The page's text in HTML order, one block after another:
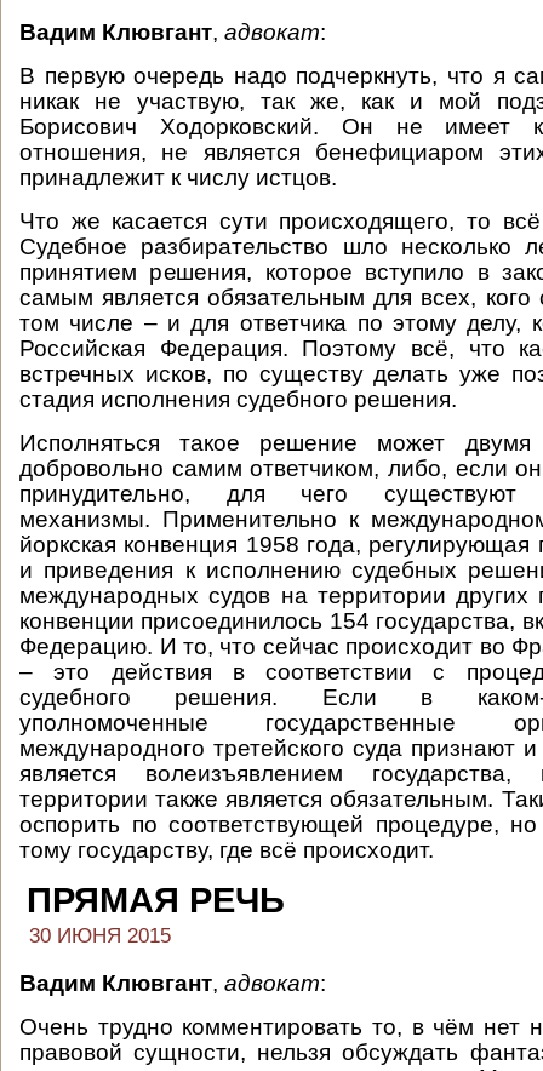
Вадим Клювгант, адвокат:
В первую очередь надо подчеркнуть, что я
никак не участвую, так же, как и мой
Борисович Ходорковский. Он не имеет
отношения, не является бенефициаром
принадлежит к числу истцов.
Что же касается сути происходящего, то
Судебное разбирательство шло несколько
принятием решения, которое вступило в
самым является обязательным для всех, кого
том числе – и для ответчика по этому делу,
Российская Федерация. Поэтому всё, что
встречных исков, по существу делать уже
стадия исполнения судебного решения.
Исполняться такое решение может
добровольно самим ответчиком, либо, если
принудительно, для чего существуют
механизмы. Применительно к
йоркская конвенция 1958 года, регулирующая
и приведения к исполнению судебных
международных судов на территории других
конвенции присоединилось 154 государства,
Федерацию. И то, что сейчас происходит во
– это действия в соответствии с
судебного решения. Если в каком-
уполномоченные государственные
международного третейского суда признают
является волеизъявлением
территории также является обязательным.
оспорить по соответствующей процедуре,
тому государству, где всё происходит.
ПРЯМАЯ РЕЧЬ
30 ИЮНЯ 2015
Вадим Клювгант, адвокат:
Очень трудно комментировать то, в чём нет
правовой сущности, нельзя обсуждать